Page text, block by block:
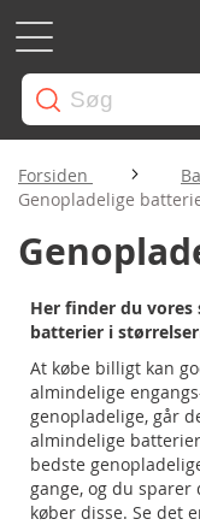
Forsiden
Genopladelige
Her finder du vores
batterier i
At købe billigt kan
almindelige
genopladelige, går
almindelige
bedste
gange, og du
køber disse. Se det